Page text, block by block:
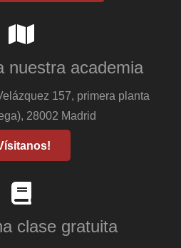
nuestra academia
157, primera planta
28002 Madrid
clase gratuita